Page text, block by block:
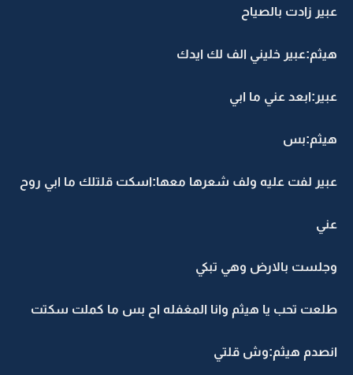
عبير زادت بالصياح
هيثم:عبير خليني الف لك ايدك
عبير:ابعد عني ما ابي
هيثم:بس
عبير لفت عليه ولف شعرها معها:اسكت قلتلك ما ابي روح
عني
وجلست بالارض وهي تبكي
طلعت تحب يا هيثم وانا المغفله اح بس ما كملت سكتت
انصدم هيثم:وش قلتي